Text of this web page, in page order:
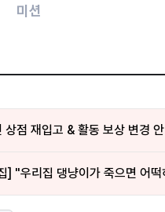
미션
상점 재입고 & 활동 보상 변경
] "우리집 댕냥이가 죽으면 어